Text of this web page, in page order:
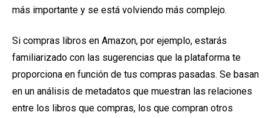
más importante y se está volviendo más complejo.
Si compras libros en Amazon, por ejemplo, estarás
familiarizado con las sugerencias que la plataforma te
proporciona en función de tus compras pasadas. Se basan
en un análisis de metadatos que muestran las relaciones
entre los libros que compras, los que compran otros